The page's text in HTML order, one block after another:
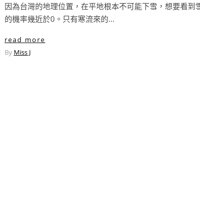
因為台灣的地理位置，在平地根本不可能下雪，想要看到
的機率幾近於0。只有寒流來的...
read more
By Miss J